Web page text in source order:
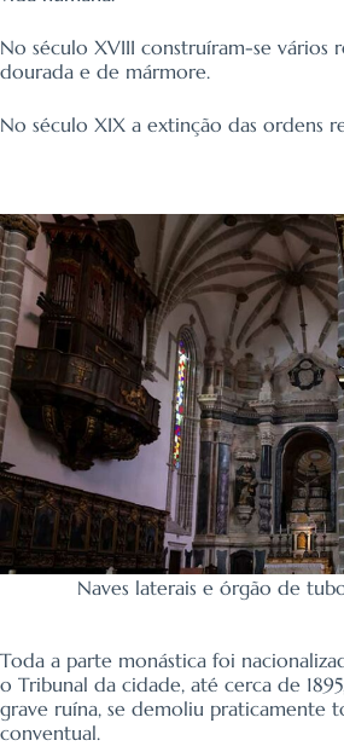
No século XVIII construíram-se vários
dourada e de mármore.
No século XIX a extinção das ordens
Naves laterais e órgão de
Toda a parte monástica foi
o Tribunal da cidade, até cerca de
grave ruína, se demoliu praticamente
conventual.